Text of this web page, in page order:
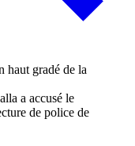
a accusé le
de police de